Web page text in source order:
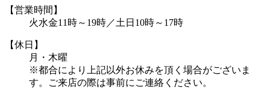
【営業時間】
火水金11時～19時／土日10時～17時
【休日】
月・木曜
※都合により上記以外お休みを頂く場合がございま
す。ご来店の際は事前にご連絡ください。